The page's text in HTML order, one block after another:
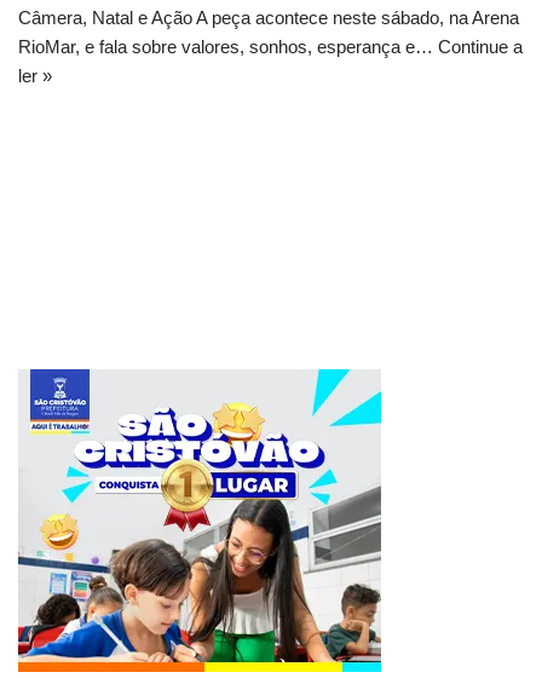
Câmera, Natal e Ação A peça acontece neste sábado, na Arena
RioMar, e fala sobre valores, sonhos, esperança e… Continue a
ler »